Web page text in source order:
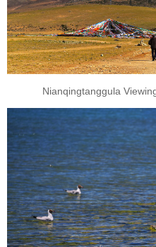
Nianqingtanggula